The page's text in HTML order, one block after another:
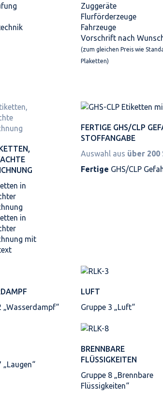
Zuggeräte
Flurförderzeuge
Fahrzeuge
Vorschrift nach
(zum gleichen Preis wie
Plaketten)
in
in
mit
FERTIGE GHS/CLP
STOFFANGABE
Auswahl aus über 200
Fertige GHS/CLP
„Wasserdampf“
LUFT
Gruppe 3 „Luft“
„Laugen“
BRENNBARE
FLÜSSIGKEITEN
Gruppe 8 „Brennbare
Flüssigkeiten“